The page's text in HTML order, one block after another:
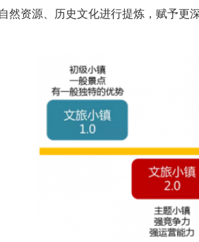
然资源、历史文化进行提炼，赋予更